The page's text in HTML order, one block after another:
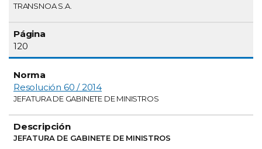
TRANSNOA S.A.
120
Resolución 60 / 2014
JEFATURA DE GABINETE DE MINISTROS
JEFATURA DE GABINETE DE MINISTROS